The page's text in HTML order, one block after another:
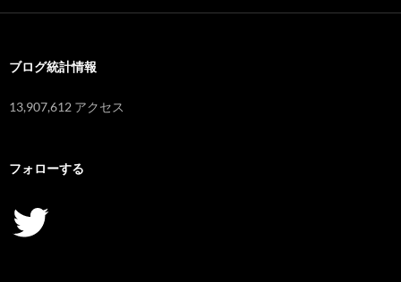
ブログ統計情報
13,907,612 アクセス
フォローする
Twitter